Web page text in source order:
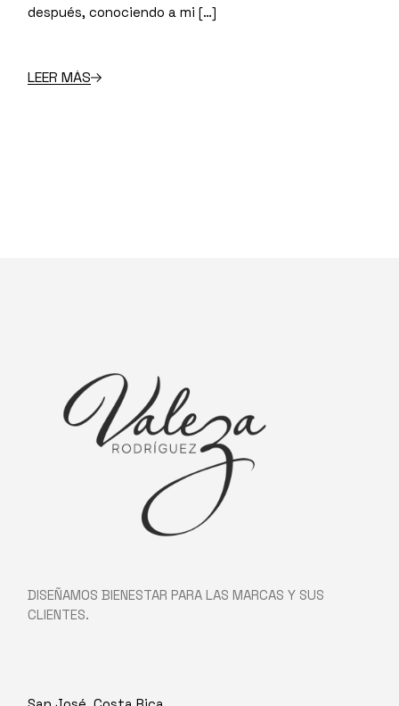
después, conociendo a mi […]
LEER MÁS
DISEÑAMOS BIENESTAR PARA LAS MARCAS Y SUS
CLIENTES.